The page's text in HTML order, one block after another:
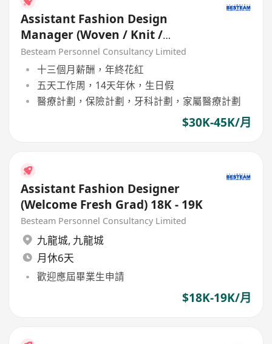
Assistant Fashion Design
Manager (Woven / Knit /
Sweater) - 5 days
Besteam Personnel Consultancy Limited
十三個月薪酬，年終花紅
五天工作周，14天年休，生日假
醫療計劃，保險計劃，牙科計劃，家屬醫療計劃
$30K-45K/月
Assistant Fashion Designer
(Welcome Fresh Grad) 18K - 19K
Besteam Personnel Consultancy Limited
九龍城, 九龍城
月休6天
歡迎應屆畢業生申請
$18K-19K/月